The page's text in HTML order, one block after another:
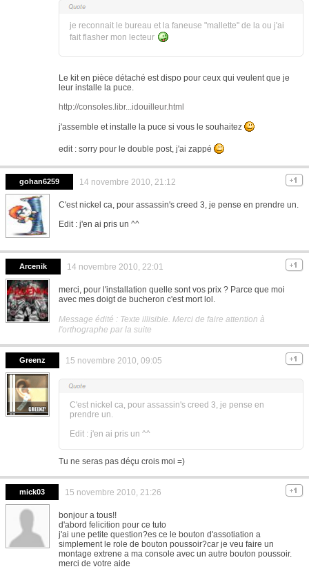
je reconnait le bureau et la faneuse "mallette" de la ou j'ai
fait flasher mon lecteur
Le kit en pièce détaché est dispo pour ceux qui veulent que je
leur installe la puce.
http://consoles.libr...idouilleur.html
j'assemble et installe la puce si vous le souhaitez
edit : sorry pour le double post, j'ai zappé
gohan6259 14 novembre 2010, 21:12
C'est nickel ca, pour assassin's creed 3, je pense en prendre un.
Edit : j'en ai pris un ^^
Arcenik 14 novembre 2010, 22:01
merci, pour l'installation quelle sont vos prix ? Parce que moi
avec mes doigt de bucheron c'est mort lol.
Message édité : Texte illisible. Merci de faire attention à
l'orthographe par la suite
Greenz 15 novembre 2010, 09:05
C'est nickel ca, pour assassin's creed 3, je pense en
prendre un.
Edit : j'en ai pris un ^^
Tu ne seras pas déçu crois moi =)
mick03 15 novembre 2010, 21:26
bonjour a tous!!
d'abord felicition pour ce tuto
j'ai une petite question?es ce le bouton d'assotiation a
simplement le role de bouton poussoir?car je veu faire un
montage extrene a ma console avec un autre bouton poussoir.
merci de votre aide